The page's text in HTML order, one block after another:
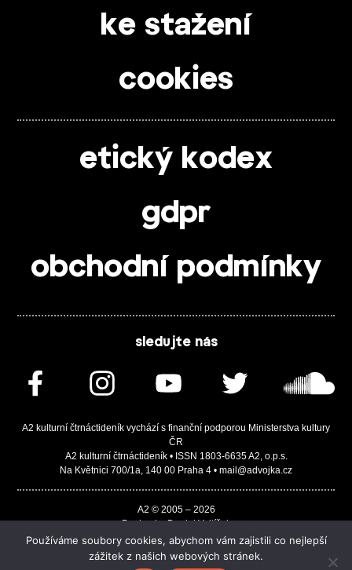
ke stažení
cookies
etický kodex
gdpr
obchodní podmínky
sledujte nás
A2 kulturní čtrnáctideník vychází s finanční podporou Ministerstva kultury
ČR
A2 kulturní čtrnáctideník • ISSN 1803-6635 A2, o.p.s.
Na Květnici 700/1a, 140 00 Praha 4 • mail@advojka.cz
A2 © 2005 – 2026
Design by Daniel Vojtíšek
Built by JASA-IT & ChSoft
Používáme soubory cookies, abychom vám zajistili co nejlepší
zážitek z našich webových stránek.